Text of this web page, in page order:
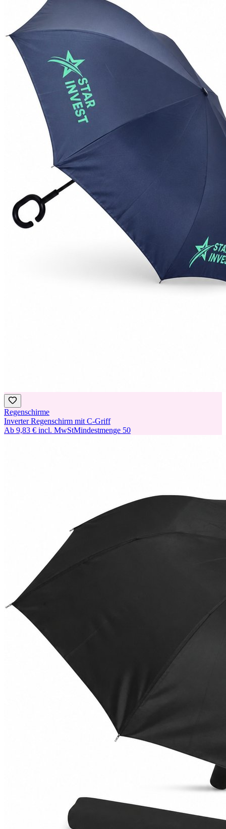
Regenschirme
Inverter Regenschirm mit C-Griff
Ab 9,83 € incl. MwStMindestmenge 50